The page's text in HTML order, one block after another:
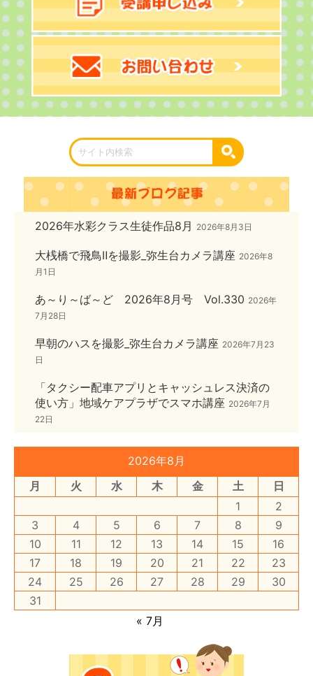
2026年水彩クラス生徒作品8月 2026年8月3日
大桟橋で飛鳥Ⅱを撮影_弥生台カメラ講座 2026年8
月1日
あ～り～ば～ど 2026年8月号 Vol.330 2026年
7月28日
早朝のハスを撮影_弥生台カメラ講座 2026年7月23
日
「タクシー配車アプリとキャッシュレス決済の
使い方」地域ケアプラザでスマホ講座 2026年7月
22日
2026年8月
月
火 水 木 金 土
日
1
2
3
4 5 6 7 8
9
10
11 12 13 14 15
16
17
18 19 20 21 22
23
24
25 26 27 28 29
30
31
« 7月